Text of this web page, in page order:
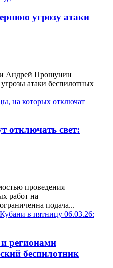
угрозу атаки
Андрей Прошунин
атаки беспилотных
отключать свет:
проведения
работ на
подача...
регионами
беспилотник